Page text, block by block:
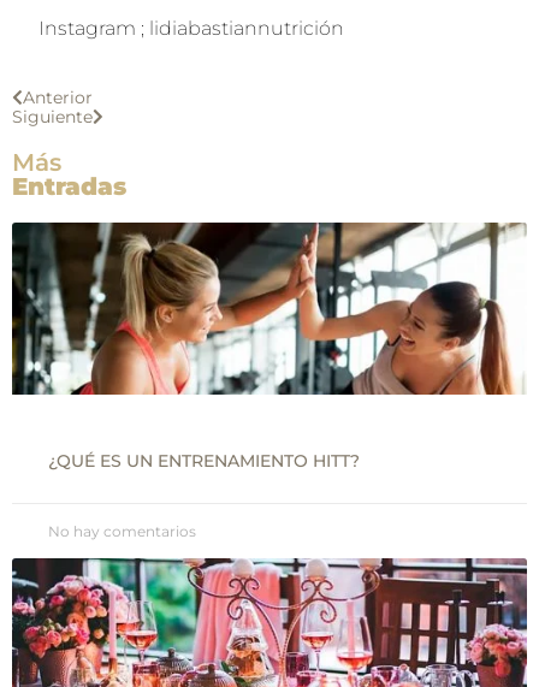
Instagram ; lidiabastiannutrición
Anterior
Siguiente
Más
Entradas
¿QUÉ ES UN ENTRENAMIENTO HITT?
No hay comentarios